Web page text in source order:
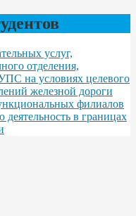
услуг,
отделения,
на условиях целевого
железной дороги
филиалов
в границах